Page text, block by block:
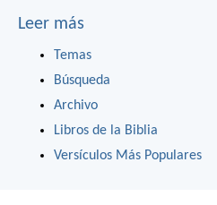
Leer más
Temas
Búsqueda
Archivo
Libros de la Biblia
Versículos Más Populares